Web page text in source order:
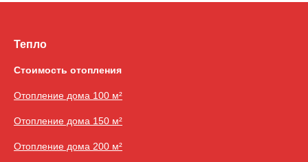
Тепло
Стоимость отопления
Отопление дома 100 м²
Отопление дома 150 м²
Отопление дома 200 м²